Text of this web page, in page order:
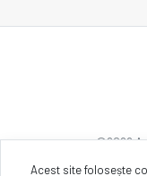
©2026
Acest site folosește